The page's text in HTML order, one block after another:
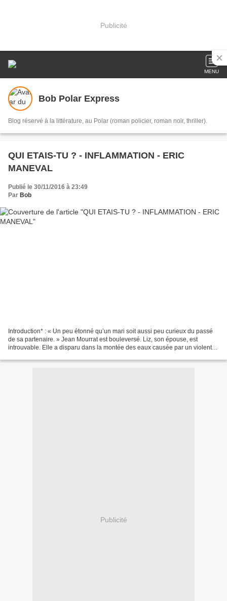
Publicité
MENU
Bob Polar Express
Blog réservé à la littérature, au Polar (roman policier, roman noir, thriller).
QUI ETAIS-TU ? - INFLAMMATION - ERIC
MANEVAL
Publié le 30/11/2016 à 23:49
Par Bob
Introduction* : « Un peu étonné qu’un mari soit aussi peu curieux du passé
de sa partenaire. » Jean Mourrat est bouleversé. Liz, son épouse, est
introuvable. Elle a disparu dans la montée des eaux causée par un violent
Publicité